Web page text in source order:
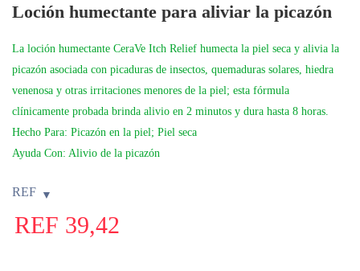
Loción humectante para aliviar la picazón
La loción humectante CeraVe Itch Relief humecta la piel seca y alivia la
picazón asociada con picaduras de insectos, quemaduras solares, hiedra
venenosa y otras irritaciones menores de la piel; esta fórmula
clínicamente probada brinda alivio en 2 minutos y dura hasta 8 horas.
Hecho Para: Picazón en la piel; Piel seca
Ayuda Con: Alivio de la picazón
REF
REF 39,42